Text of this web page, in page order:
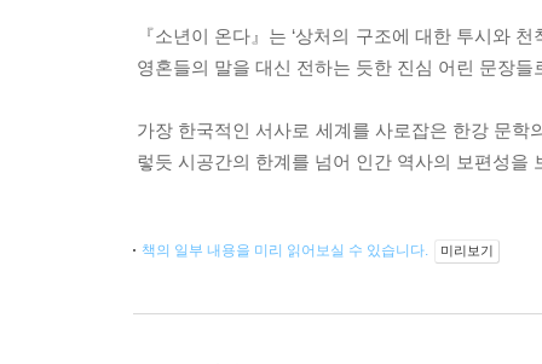
『소년이 온다』는 ‘상처의 구조에 대한 투시와
영혼들의 말을 대신 전하는 듯한 진심 어린 문장
가장 한국적인 서사로 세계를 사로잡은 한강 문
렇듯 시공간의 한계를 넘어 인간 역사의 보편성을
책의 일부 내용을 미리 읽어보실 수 있습니다. 미리보기